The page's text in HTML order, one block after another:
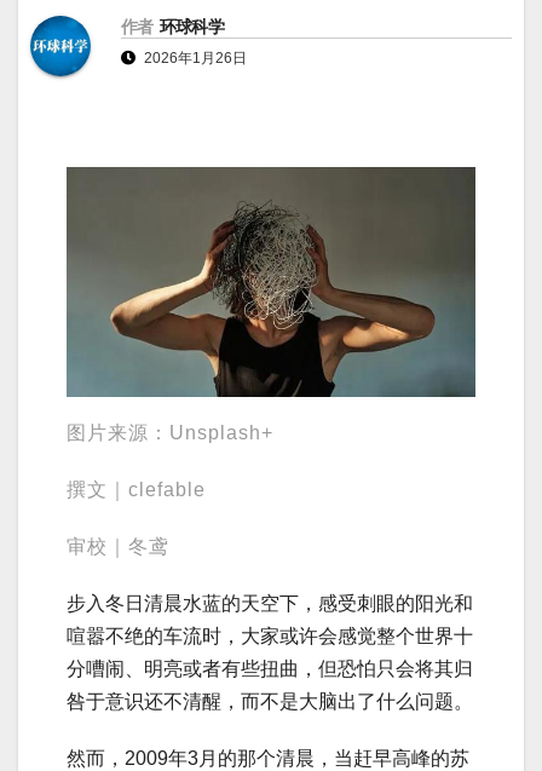
作者 环球科学
2026年1月26日
图片来源：Unsplash+
撰文｜clefable
审校｜冬鸢
步入冬日清晨水蓝的天空下，感受刺眼的阳光和
喧嚣不绝的车流时，大家或许会感觉整个世界十
分嘈闹、明亮或者有些扭曲，但恐怕只会将其归
咎于意识还不清醒，而不是大脑出了什么问题。
然而，2009年3月的那个清晨，当赶早高峰的苏